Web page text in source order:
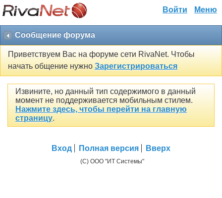
Войти Меню
Сообщение форума
Приветствуем Вас на форуме сети RivaNet. Чтобы
начать общение нужно Зарегистрироваться
Извините, но данный тип содержимого в данный
момент не поддерживается мобильным стилем.
Нажмите здесь, чтобы перейти на главную
страницу.
Вход Полная версия Вверх
(C) ООО "ИТ Системы"